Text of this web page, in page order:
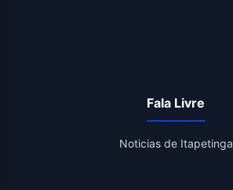
Fala Livre
Noticias de Itapetinga